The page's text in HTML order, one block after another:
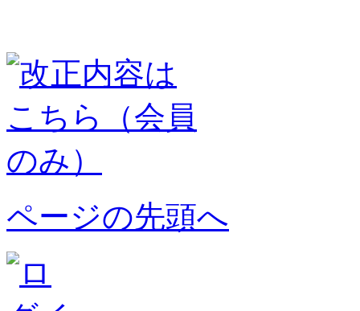
ページの先頭へ